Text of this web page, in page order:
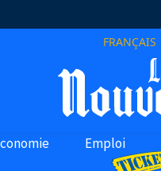
FRANÇAIS
Emploi